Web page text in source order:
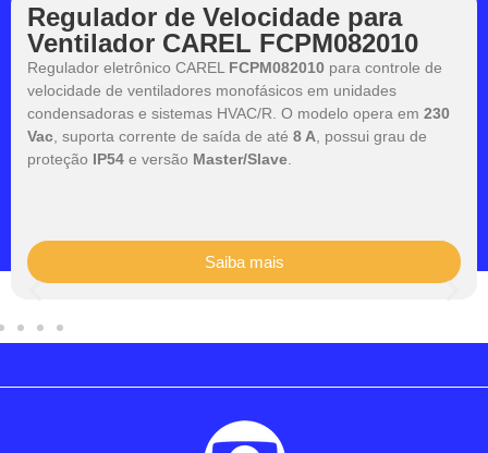
Regulador de Velocidade para
Ventilador CAREL FCPM082010
Regulador eletrônico CAREL FCPM082010 para controle de
velocidade de ventiladores monofásicos em unidades
condensadoras e sistemas HVAC/R. O modelo opera em 230
Vac , suporta corrente de saída de até 8 A , possui grau de
proteção IP54 e versão Master/Slave
Saiba mais